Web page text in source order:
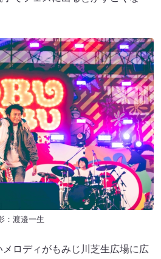
：渡邉一生
ロディがもみじ川芝生広場に広